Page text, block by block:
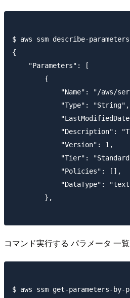
$ aws ssm describe-
{
    "Parameters": [
        {
"Name": "/aws/
            "Type": "String",
"Description":
            "Version": 1,
"Tier":
            "Policies": [],
"DataType":
        },
コマンド実行する パラメータ 一覧
$ aws ssm get-parameters-